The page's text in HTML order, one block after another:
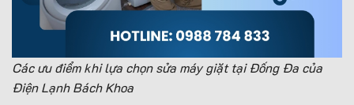
Các ưu điểm khi lựa chọn sửa máy giặt tại Đống Đa của
Điện Lạnh Bách Khoa